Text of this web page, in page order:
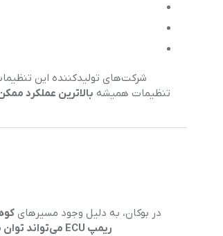
شرکت‌های تولیدکننده این
تنظیمات همیشه بالاترین عملکرد
در بوکان، به دلیل وجود مسیرهای
ریمپ ECU می‌تواند توان موتور را بین ۱۰ تا ۲۰ درصد افزایش دهد